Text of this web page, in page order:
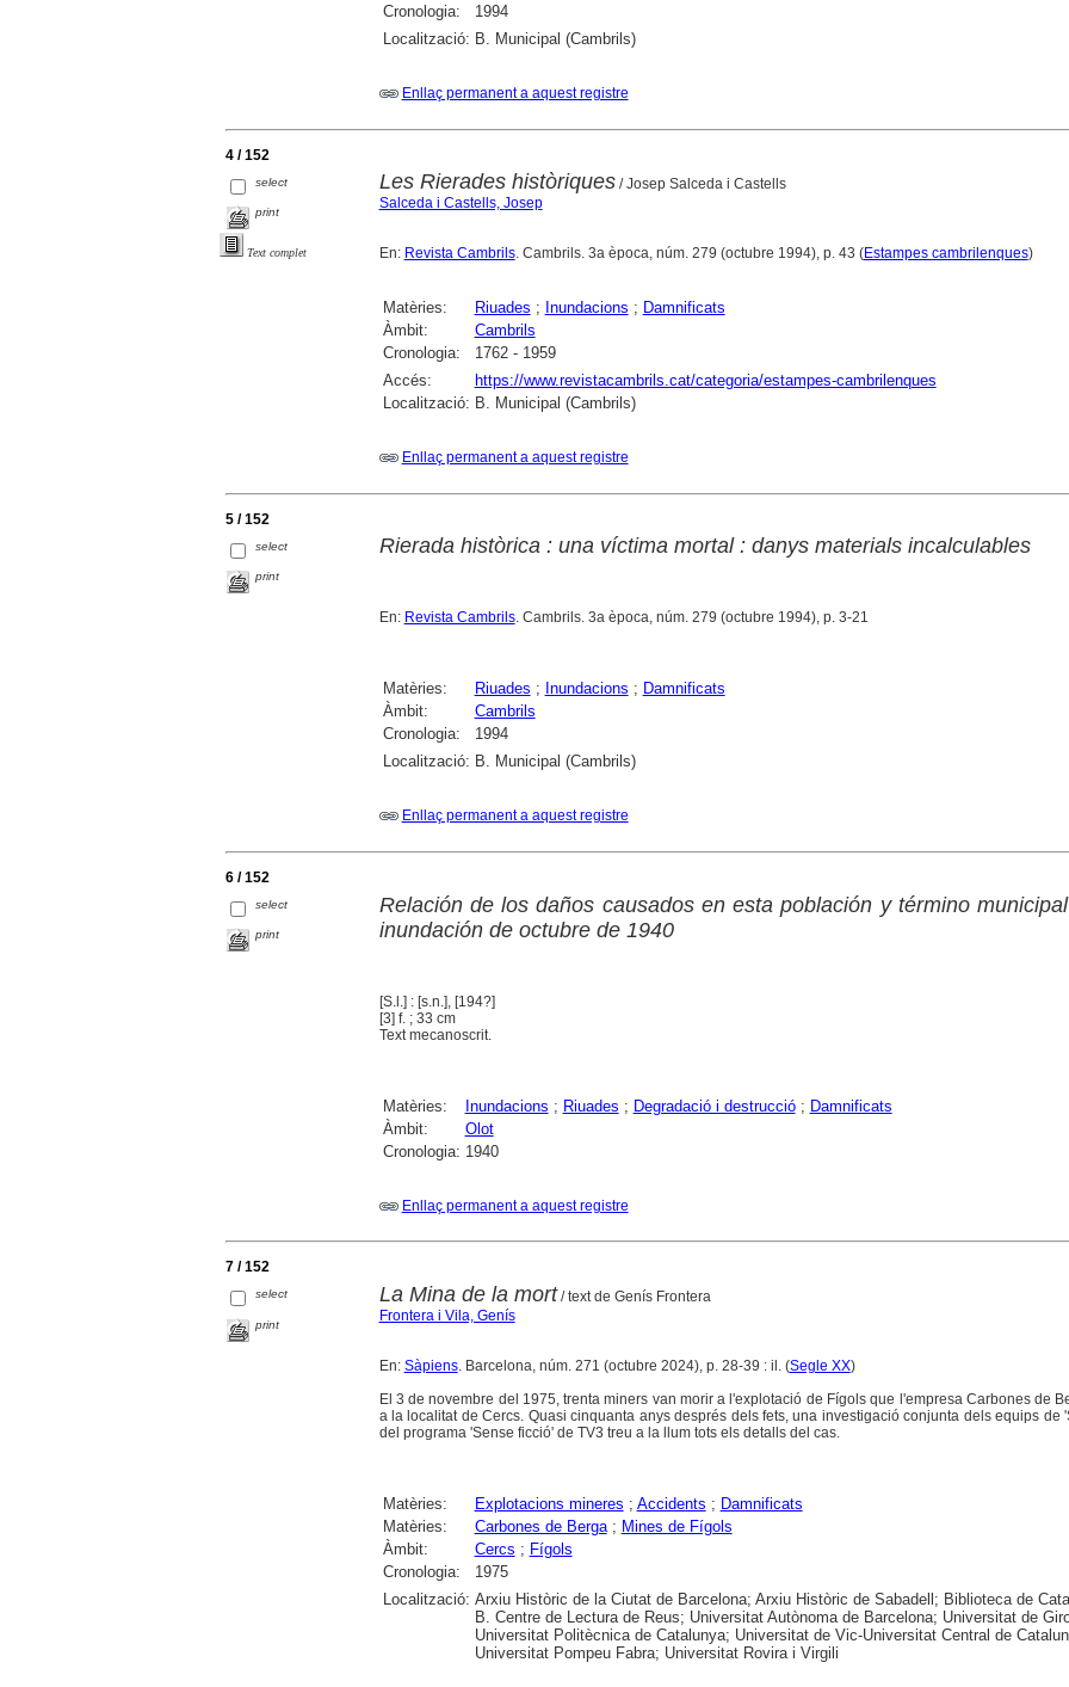
Cronologia:
1994
Localització: B. Municipal (Cambrils)
Enllaç permanent a aquest registre
4 / 152
select
print
Text complet
Les Rierades històriques/ Josep Salceda i Castells
Salceda i Castells, Josep
En: Revista Cambrils. Cambrils. 3a època, núm. 279 (octubre 1994), p. 43 (Estampes cambrilenques)
Matèries: Riuades ; Inundacions ; Damnificats
Àmbit:
Cambrils
Cronologia:
1762 - 1959
Accés:
https://www.revistacambrils.cat/categoria/estampes-cambrilenques
Localització: B. Municipal (Cambrils)
Enllaç permanent a aquest registre
5 / 152
select
print
Rierada històrica : una víctima mortal : danys materials incalculables
En: Revista Cambrils. Cambrils. 3a època, núm. 279 (octubre 1994), p. 3-21
Matèries: Riuades ; Inundacions ; Damnificats
Àmbit:
Cambrils
Cronologia:
1994
Localització: B. Municipal (Cambrils)
Enllaç permanent a aquest registre
6 / 152
select
print
Relación de los daños causados en esta población y término
inundación de octubre de 1940
[S.l.] : [s.n.], [194?]
[3] f. ; 33 cm
Text mecanoscrit.
Matèries: Inundacions ; Riuades ; Degradació i destrucció; Damnificats
Àmbit:
Olot
Cronologia: 1940
Enllaç permanent a aquest registre
7 / 152
select
print
La Mina de la mort/ text de Genís Frontera
Frontera i Vila, Genís
En: Sàpiens. Barcelona, núm. 271 (octubre 2024), p. 28-39 : il. (Segle XX)
El 3 de novembre del 1975, trenta miners van morir a l'explotació de Fígols que l'empresa Carbones de
a la localitat de Cercs. Quasi cinquanta anys després dels fets, una investigació conjunta dels equips de
del programa 'Sense ficció' de TV3 treu a la llum tots els detalls del cas.
Matèries: Explotacions mineres ; Accidents ; Damnificats
Matèries:
Carbones de Berga; Mines de Fígols
Àmbit:
Cercs ; Fígols
Cronologia:
1975
Localització: Arxiu Històric de la Ciutat de Barcelona; Arxiu Històric de Sabadell; Biblioteca de
B. Centre de Lectura de Reus; Universitat Autònoma de Barcelona; Universitat de
Universitat Politècnica de Catalunya; Universitat de Vic-Universitat Central de
Universitat Pompeu Fabra; Universitat Rovira i Virgili